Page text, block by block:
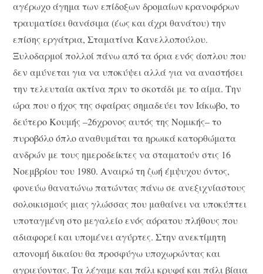
αγέρωχο άγημα των επίδοξων δρομαίων κρανοφόρων
τραυματίσει θανάσιμα (έως και άχρι θανάτου) την
επίσης εργάτρια, Σταματίνα Κανελλοπούλου.
Ξυλοδαρμοί πολλοί πάνω από τα όρια ενός άοπλου που
δεν αμύνεται για να υποκύψει αλλά για να αναστήσει
την τελευταία ακτίνα πριν το σκοτάδι με το αίμα. Την
ώρα που ο ήχος της σφαίρας σημαδεύει τον Ιάκωβο, το
δεύτερο Κουμής –26χρονος αυτός της Νομικής– το
πυροβόλο όπλο αναθυμάται τα ηρωικά κατορθώματα
ανδρών με τους ημεροδείκτες να σταματούν στις 16
Νοεμβρίου του 1980. Αναιρώ τη ζωή έμψυχου όντος,
φονεύω θανατώνω πατώντας πάνω σε ανεξιχνίαστους
σολοικισμούς μιας γλώσσας που μαθαίνει να υποκύπτει
υποταγμένη στο μεγαλείο ενός αόρατου πλήθους που
αδιαφορεί και υπομένει αγύρτες. Στην ανεκτίμητη
απονομή δικαίου θα προσφύγω υποχωρώντας και
αγριεύοντας. Τα λέγαμε και πάλι κρυφά και πάλι βίαια